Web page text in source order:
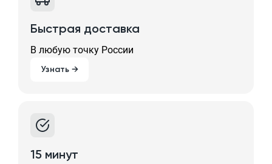
Быстрая доставка
В любую точку России
Узнать →
15 минут